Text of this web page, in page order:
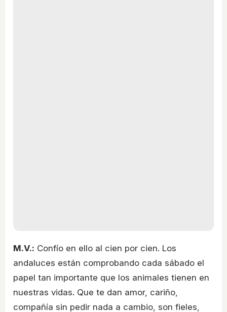
M.V.: Confío en ello al cien por cien. Los
andaluces están comprobando cada sábado el
papel tan importante que los animales tienen en
nuestras vidas. Que te dan amor, cariño,
compañía sin pedir nada a cambio, son fieles,